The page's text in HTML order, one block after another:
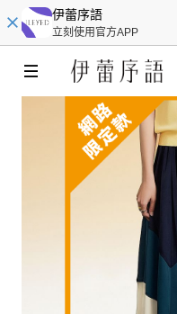
伊蕾序語
立刻使用官方APP